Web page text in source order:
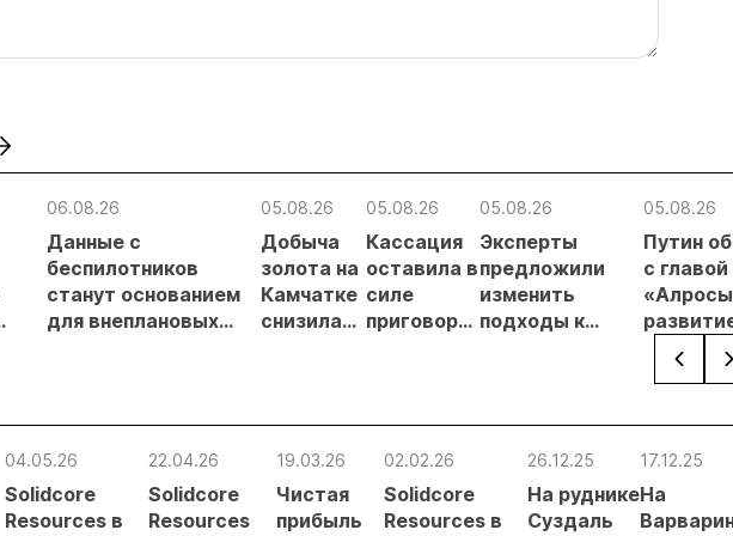
06.08.26
Данные с
беспилотников
станут основанием
для внеплановых
05.08.26
Добыча
золота на
Камчатке
снизилась
05.08.26
Кассация
оставила в
силе
приговор
кг золота и
серебра на
05.08.26
Эксперты
предложили
изменить
подходы к
на фоне
реформы
05.08.26
Путин
с главой
Якутии
04.05.26
Solidcore
Resources в
22.04.26
Solidcore
Resources
19.03.26
Чистая
прибыль
02.02.26
Solidcore
Resources в
26.12.25
На руднике
Суздаль
17.12.25
На